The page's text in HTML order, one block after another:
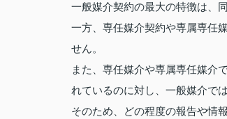
一般媒介契約の最大の特徴は、
一方、専任媒介契約や専属専任
せん。
また、専任媒介や専属専任媒介
れているのに対し、一般媒介で
そのため、どの程度の報告や情